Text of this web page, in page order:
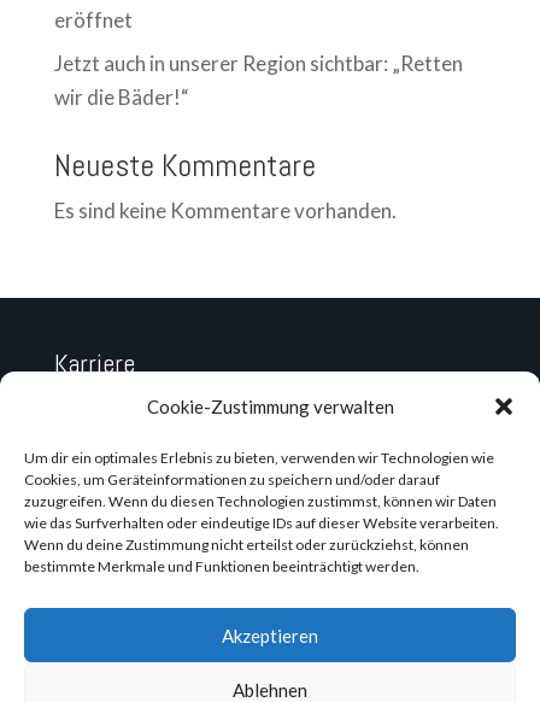
Cookie-Zustimmung verwalten
Um dir ein optimales Erlebnis zu bieten, verwenden wir Technologien wie
Cookies, um Geräteinformationen zu speichern und/oder darauf
zuzugreifen. Wenn du diesen Technologien zustimmst, können wir Daten
wie das Surfverhalten oder eindeutige IDs auf dieser Website verarbeiten.
Wenn du deine Zustimmung nicht erteilst oder zurückziehst, können
bestimmte Merkmale und Funktionen beeinträchtigt werden.
Akzeptieren
Ablehnen
eröffnet
Jetzt auch in unserer Region sichtbar: „Retten
wir die Bäder!“
Neueste Kommentare
Es sind keine Kommentare vorhanden.
Karriere
Datenschutz